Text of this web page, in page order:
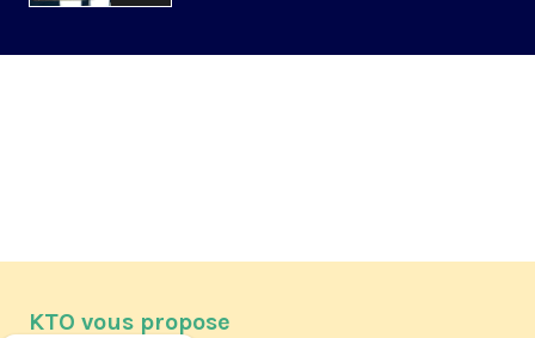
KTO vous propose